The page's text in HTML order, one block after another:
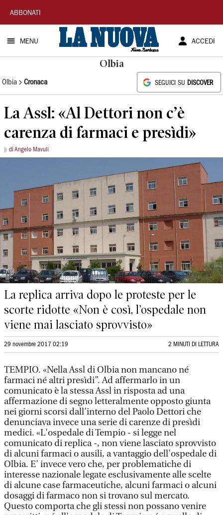
La
Nuova
Sardegna
ABBONATI
MENU ACCEDI
Olbia
Olbia Cronaca SEGUICI SU DISCOVER
La Assl: «Al Dettori non c’è
carenza di farmaci e presìdi»
di Angelo Mavuli
La replica arriva dopo le proteste per le
scorte ridotte «Non è così, l’ospedale non
viene mai lasciato sprovvisto»
29 novembre 2017 02:19 2 MINUTI DI LETTURA
TEMPIO. «Nella Assl di Olbia non mancano né
farmaci né altri presìdi”. Ad affermarlo in un
comunicato è la stessa Assl in risposta ad una
affermazione di segno letteralmente opposto giunta
nei giorni scorsi dall’interno del Paolo Dettori che
denunciava invece una serie di carenze di presìdi
medici. «L'ospedale di Tempio - si legge nel
comunicato di replica -, non viene lasciato sprovvisto
di alcuni farmaci o ausili, a vantaggio dell'ospedale di
Olbia. E’ invece vero che, per problematiche di
interesse nazionale legate esclusivamente alle scelte
di alcune case farmaceutiche, alcuni farmaci o alcuni
dosaggi di farmaco non si trovano sul mercato.
Questo comporta che gli stessi non possano venire